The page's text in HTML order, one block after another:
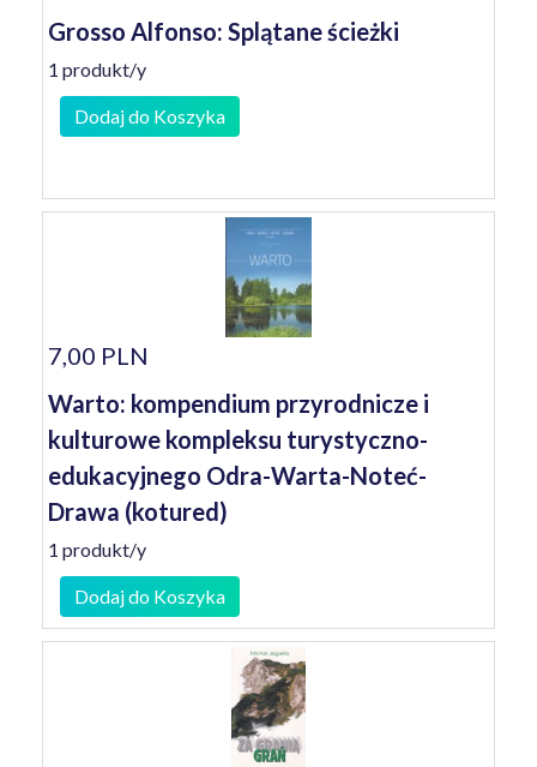
Grosso Alfonso: Splątane ścieżki
1 produkt/y
Dodaj do Koszyka
7,00 PLN
Warto: kompendium przyrodnicze i
kulturowe kompleksu turystyczno-
edukacyjnego Odra-Warta-Noteć-
Drawa (kotured)
1 produkt/y
Dodaj do Koszyka